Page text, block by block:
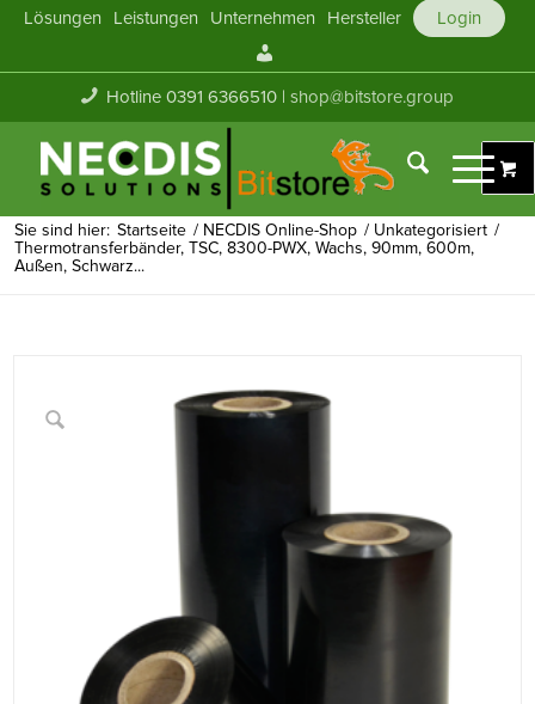
Lösungen Leistungen Unternehmen Hersteller
Login
Konto
Hotline 0391 6366510 |shop@bitstore.group
Sie sind hier: Startseite / NECDIS Online-Shop / Unkategorisiert /
Thermotransferbänder, TSC, 8300-PWX, Wachs, 90mm, 600m,
Außen, Schwarz...